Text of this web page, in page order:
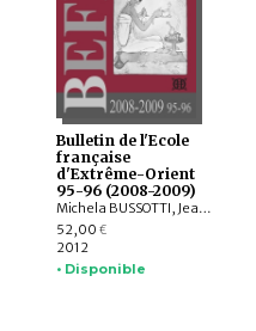
Bulletin de l'Ecole
française
d'Extrême-Orient
95-96 (2008-2009)
Michela BUSSOTTI, Jean-Pierre DREGE, Emmanuel FRANCIS-GONZE, Frédéric GIRARD, Olivier TESSIER, Arlo GRIFFITHS, Béatrice WISNIEWSKI, Dominique SOUTIF, Bruno DAGENS, Amandine LEPOUTRE, Jane DRAKARD, Li-chiang LIN , Lucille CHIA, Pierre-Henri DURAND, William A. SOUTHWORTH, François JOYAUX
52,00 €
2012
• Disponible